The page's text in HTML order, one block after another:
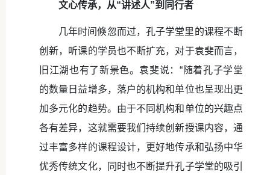
文心传承，从“讲述人”到同行者
几年时间倏忽而过，孔子学堂里的课程不断
创新，听课的学员也不断扩充，对于袁斐而言，
旧江湖也有了新景色。袁斐说：“随着孔子学堂
的数量日益增多，落户的机构和单位也呈现出更
加多元化的趋势。由于不同机构和单位的兴趣点
各有差异，这就需要我们持续创新授课内容，通
过丰富多样的课程设计，更好地传承和弘扬中华
优秀传统文化，同时也不断提升孔子学堂的吸引